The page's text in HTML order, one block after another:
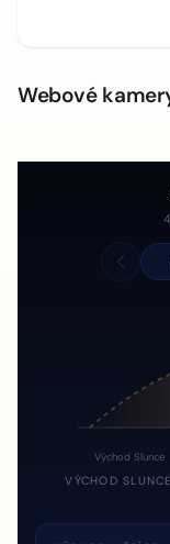
Webové
Východ Slunce
VÝCHOD SLUNCE